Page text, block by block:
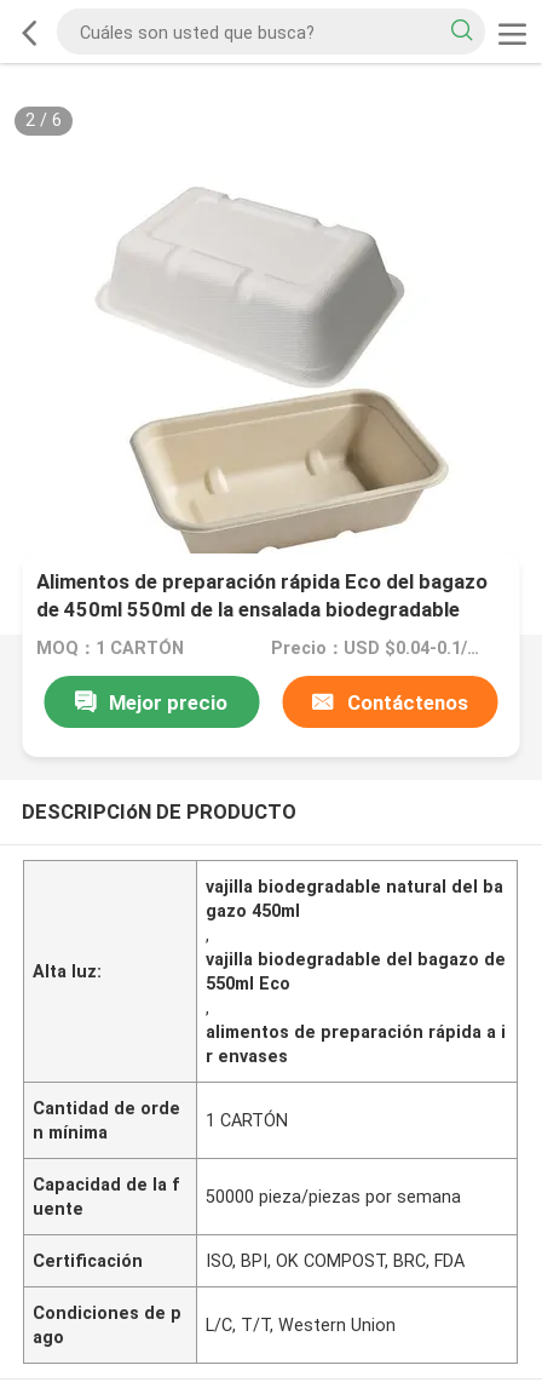
2/ 6
Alimentos de preparación rápida Eco del bagazo
de 450ml 550ml de la ensalada biodegradable
natural del vajilla a ir envases
MOQ：1 CARTÓN Precio：USD $0.04-0.1/pc
Mejor precio Contáctenos
DESCRIPCIóN DE PRODUCTO
Alta luz:
vajilla biodegradable natural del ba
gazo 450ml
,
vajilla biodegradable del bagazo de
550ml Eco
,
alimentos de preparación rápida a i
r envases
Cantidad de orde
n mínima
1 CARTÓN
Capacidad de la f
uente
50000 pieza/piezas por semana
Certificación ISO, BPI, OK COMPOST, BRC, FDA
Condiciones de p
ago
L/C, T/T, Western Union